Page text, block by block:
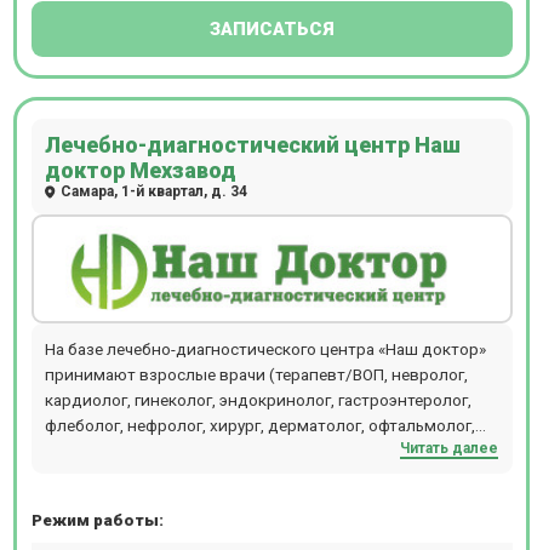
ЗАПИСАТЬСЯ
Лечебно-диагностический центр Наш
доктор Мехзавод
Самара, 1-й квартал, д. 34
На базе лечебно-диагностического центра «Наш доктор»
принимают взрослые врачи (терапевт/ВОП, невролог,
кардиолог, гинеколог, эндокринолог, гастроэнтеролог,
флеболог, нефролог, хирург, дерматолог, офтальмолог,
онколог-маммолог, отоларинголог, уролог) и детские
отоларинголог). Проводятся ультразвуковые
Читать далее
Режим работы: